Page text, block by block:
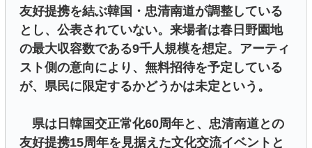
友好提携を結ぶ韓国・忠清南道が調整している
とし、公表されていない。来場者は春日野園地
の最大収容数である9千人規模を想定。アーティ
スト側の意向により、無料招待を予定している
が、県民に限定するかどうかは未定という。
県は日韓国交正常化60周年と、忠清南道との
友好提携15周年を見据えた文化交流イベントと